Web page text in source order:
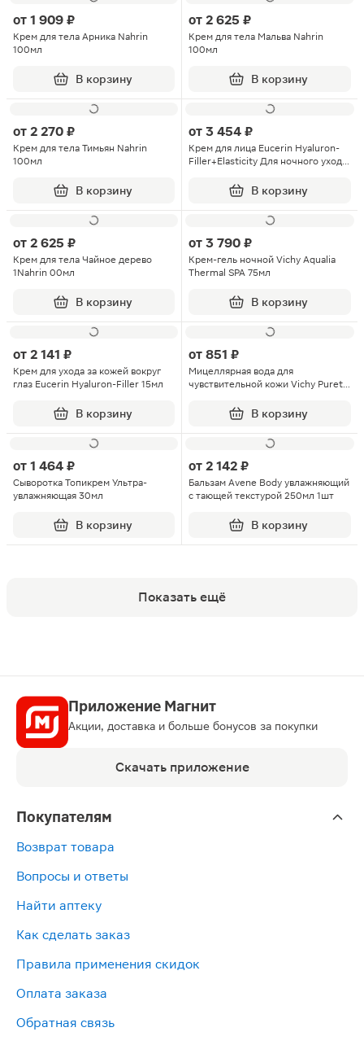
от 1 909 ₽
Крем для тела Арника Nahrin
100мл
В корзину
от 2 625 ₽
Крем для тела Мальва Nahrin
100мл
В корзину
от 2 270 ₽
Крем для тела Тимьян Nahrin
100мл
В корзину
от 3 454 ₽
Крем для лица Eucerin Hyaluron-
Filler+Elasticity Для ночного ухода
В корзину
от 2 625 ₽
Крем для тела Чайное дерево
1Nahrin 00мл
В корзину
от 3 790 ₽
Крем-гель ночной Vichy Aqualia
Thermal SPA 75мл
В корзину
от 2 141 ₽
Крем для ухода за кожей вокруг
глаз Eucerin Hyaluron-Filler 15мл
В корзину
от 851 ₽
Мицеллярная вода для
чувствительной кожи Vichy Purete
В корзину
от 1 464 ₽
Сыворотка Топикрем Ультра-
увлажняющая 30мл
В корзину
от 2 142 ₽
Бальзам Avene Body увлажняющий
с тающей текстурой 250мл 1шт
В корзину
Показать ещё
Приложение Магнит
Акции, доставка и больше бонусов за покупки
Скачать приложение
Покупателям
Возврат товара
Вопросы и ответы
Найти аптеку
Как сделать заказ
Правила применения скидок
Оплата заказа
Обратная связь